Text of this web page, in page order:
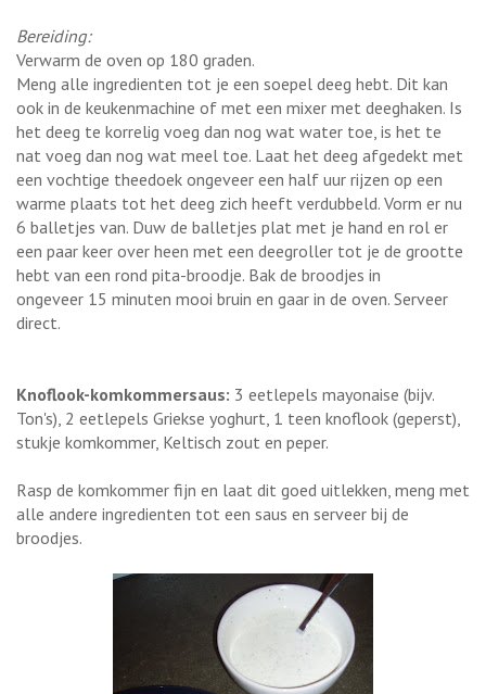
Bereiding:
Verwarm de oven op 180 graden.
Meng alle ingredienten tot je een soepel deeg hebt. Dit kan
ook in de keukenmachine of met een mixer met deeghaken. Is
het deeg te korrelig voeg dan nog wat water toe, is het te
nat voeg dan nog wat meel toe. Laat het deeg afgedekt met
een vochtige theedoek ongeveer een half uur rijzen op een
warme plaats tot het deeg zich heeft verdubbeld. Vorm er nu
6 balletjes van. Duw de balletjes plat met je hand en rol er
een paar keer over heen met een deegroller tot je de grootte
hebt van een rond pita-broodje. Bak de broodjes in
ongeveer 15 minuten mooi bruin en gaar in de oven. Serveer
direct.
Knoflook-komkommersaus: 3 eetlepels mayonaise (bijv.
Ton's), 2 eetlepels Griekse yoghurt, 1 teen knoflook (geperst),
stukje komkommer, Keltisch zout en peper.
Rasp de komkommer fijn en laat dit goed uitlekken, meng met
alle andere ingredienten tot een saus en serveer bij de
broodjes.